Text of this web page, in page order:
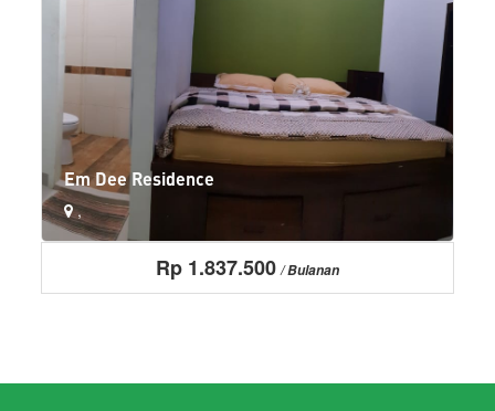
Em Dee Residence
,
Alas kasur diganti 1x seminggu Balkon
Rp 1.837.500 / Bulanan